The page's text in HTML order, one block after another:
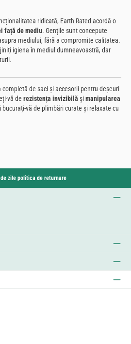
ridicată, Earth Rated acordă o
față de mediu. Gențile sunt concepute
mediului, fără a compromite calitatea.
igiena în mediul dumneavoastră, dar
completă de saci și accesorii pentru deșeuri
vă de rezistența invizibilă șimanipularea
bucurați-vă de plimbări curate și relaxate cu
zile politica de returnare